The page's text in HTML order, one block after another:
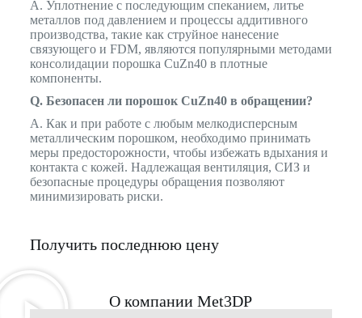
A. Уплотнение с последующим спеканием, литье
металлов под давлением и процессы аддитивного
производства, такие как струйное нанесение
связующего и FDM, являются популярными методами
консолидации порошка CuZn40 в плотные
компоненты.
Q. Безопасен ли порошок CuZn40 в обращении?
A. Как и при работе с любым мелкодисперсным
металлическим порошком, необходимо принимать
меры предосторожности, чтобы избежать вдыхания и
контакта с кожей. Надлежащая вентиляция, СИЗ и
безопасные процедуры обращения позволяют
минимизировать риски.
Получить последнюю цену
О компании Met3DP